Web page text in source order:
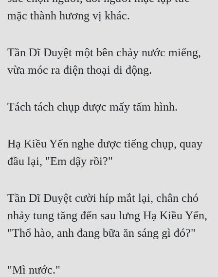
mặc thành hương vị khác.
Tần Dĩ Duyệt một bên chảy nước miếng,
vừa móc ra điện thoại di động.
Tách tách chụp được mấy tấm hình.
Hạ Kiều Yến nghe được tiếng chụp, quay
đầu lại, "Em dậy rồi?"
Tần Dĩ Duyệt cười híp mắt lại, chân chó
nhảy tung tăng đến sau lưng Hạ Kiều Yến,
"Thổ hào, anh đang bữa ăn sáng gì đó?"
"Mì nước."